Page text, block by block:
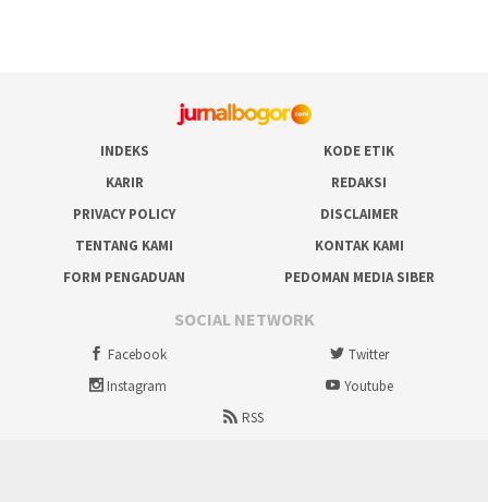
INDEKS
KODE ETIK
KARIR
REDAKSI
PRIVACY POLICY
DISCLAIMER
TENTANG KAMI
KONTAK KAMI
FORM PENGADUAN
PEDOMAN MEDIA SIBER
SOCIAL NETWORK
Facebook
Twitter
Instagram
Youtube
RSS